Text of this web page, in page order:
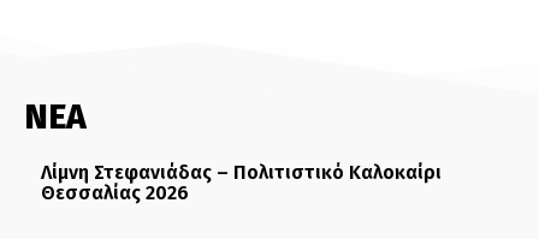
ΝΕΑ
Λίμνη Στεφανιάδας – Πολιτιστικό Καλοκαίρι
Θεσσαλίας 2026